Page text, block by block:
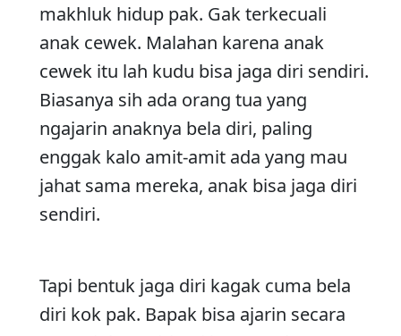
makhluk hidup pak. Gak terkecuali
anak cewek. Malahan karena anak
cewek itu lah kudu bisa jaga diri sendiri.
Biasanya sih ada orang tua yang
ngajarin anaknya bela diri, paling
enggak kalo amit-amit ada yang mau
jahat sama mereka, anak bisa jaga diri
sendiri.
Tapi bentuk jaga diri kagak cuma bela
diri kok pak. Bapak bisa ajarin secara